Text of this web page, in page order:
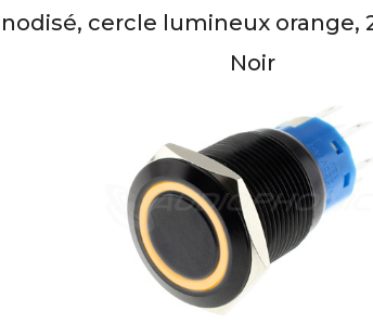
cercle lumineux orange,
Noir